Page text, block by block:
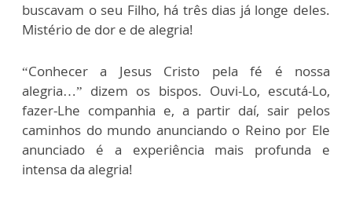
buscavam o seu Filho, há três dias já longe deles.
Mistério de dor e de alegria!
“Conhecer a Jesus Cristo pela fé é nossa
alegria…” dizem os bispos. Ouvi-Lo, escutá-Lo,
fazer-Lhe companhia e, a partir daí, sair pelos
caminhos do mundo anunciando o Reino por Ele
anunciado é a experiência mais profunda e
intensa da alegria!